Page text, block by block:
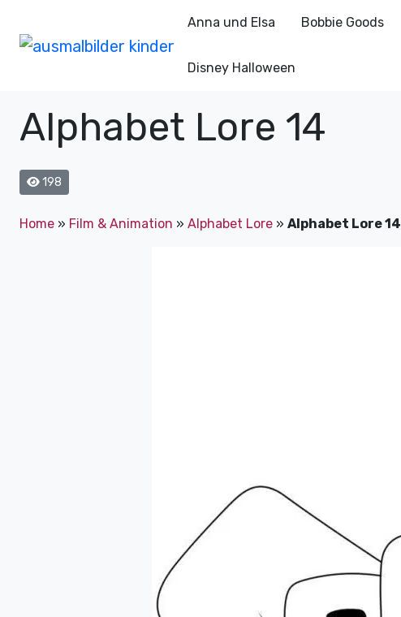
Anna und Elsa Bobbie Goods
Disney Halloween
Alphabet Lore 14
198
Home » Film & Animation » Alphabet Lore » Alphabet Lore 14